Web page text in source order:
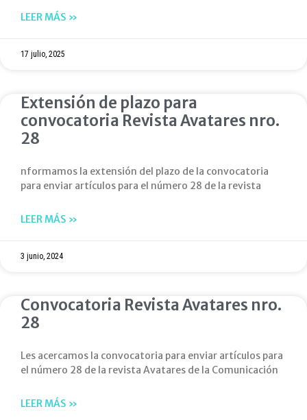
LEER MÁS »
17 julio, 2025
Extensión de plazo para
convocatoria Revista Avatares nro.
28
nformamos la extensión del plazo de la convocatoria
para enviar artículos para el número 28 de la revista
LEER MÁS »
3 junio, 2024
Convocatoria Revista Avatares nro.
28
Les acercamos la convocatoria para enviar artículos para
el número 28 de la revista Avatares de la Comunicación
LEER MÁS »